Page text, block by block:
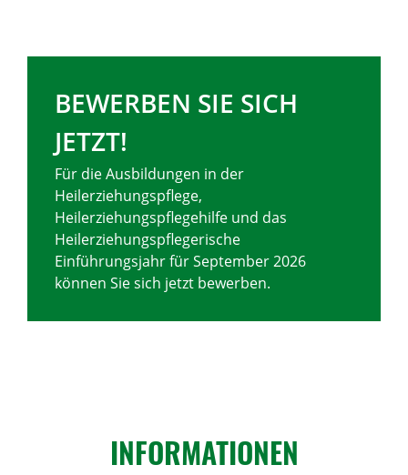
BEWERBEN SIE SICH
JETZT!
Für die Ausbildungen in der
Heilerziehungspflege,
Heilerziehungspflegehilfe und das
Heilerziehungspflegerische
Einführungsjahr für September 2026
können Sie sich jetzt bewerben.
INFORMATIONEN